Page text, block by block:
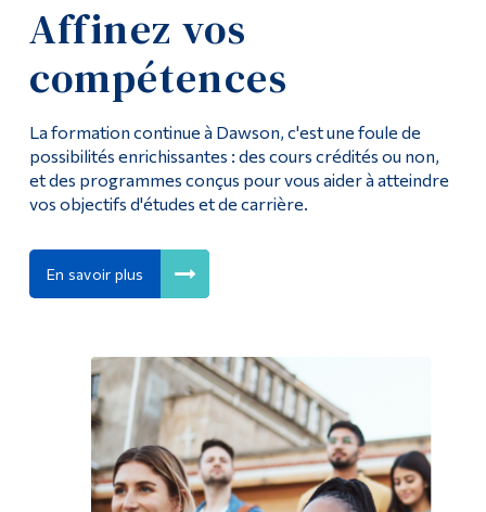
Affinez vos
compétences
La formation continue à Dawson, c'est une foule de
possibilités enrichissantes : des cours crédités ou non,
et des programmes conçus pour vous aider à atteindre
vos objectifs d'études et de carrière.
En savoir plus